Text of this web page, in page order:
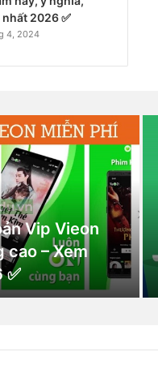
2026 ✅
4, 2024
Vip Vieon
– Xem
✅